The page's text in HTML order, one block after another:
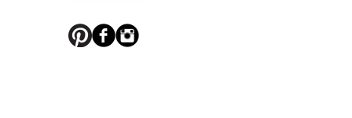
puisse en profiter.
Palladium, ou habillés de motifs